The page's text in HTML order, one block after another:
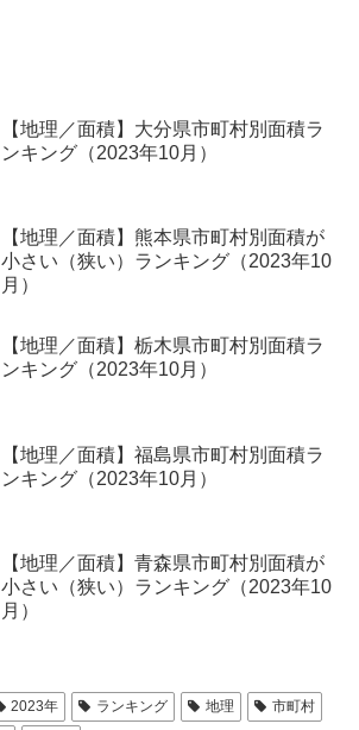
【地理／面積】大分県市町村別面積ラ
ンキング（2023年10月）
【地理／面積】熊本県市町村別面積が
小さい（狭い）ランキング（2023年10
月）
【地理／面積】栃木県市町村別面積ラ
ンキング（2023年10月）
【地理／面積】福島県市町村別面積ラ
ンキング（2023年10月）
【地理／面積】青森県市町村別面積が
小さい（狭い）ランキング（2023年10
月）
2023年 ランキング 地理
市町村